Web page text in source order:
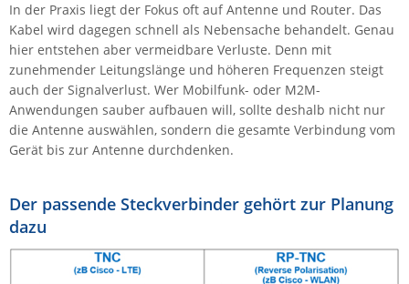
Kerlink
Kramer Electronics
KVM TEC
Legrand
LigoWave
Milesight
Netio
Panorama Antennas
PatchSee
In der Praxis liegt der Fokus oft auf Antenne und Router. Das
Kabel wird dagegen schnell als Nebensache behandelt. Genau
hier entstehen aber vermeidbare Verluste. Denn mit
zunehmender Leitungslänge und höheren Frequenzen steigt
auch der Signalverlust. Wer Mobilfunk- oder M2M-
Anwendungen sauber aufbauen will, sollte deshalb nicht nur
die Antenne auswählen, sondern die gesamte Verbindung vom
Gerät bis zur Antenne durchdenken.
Der passende Steckverbinder gehört zur Planung
dazu